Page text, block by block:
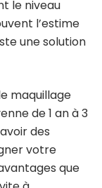
le niveau
l’estime
une solution
maquillage
de 1 an à 3
des
votre
que